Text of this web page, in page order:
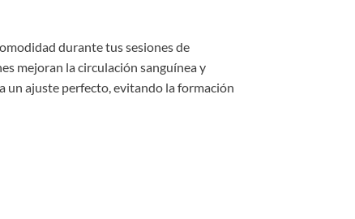
durante tus sesiones de
mejoran la circulación sanguínea y
un ajuste perfecto, evitando la formación